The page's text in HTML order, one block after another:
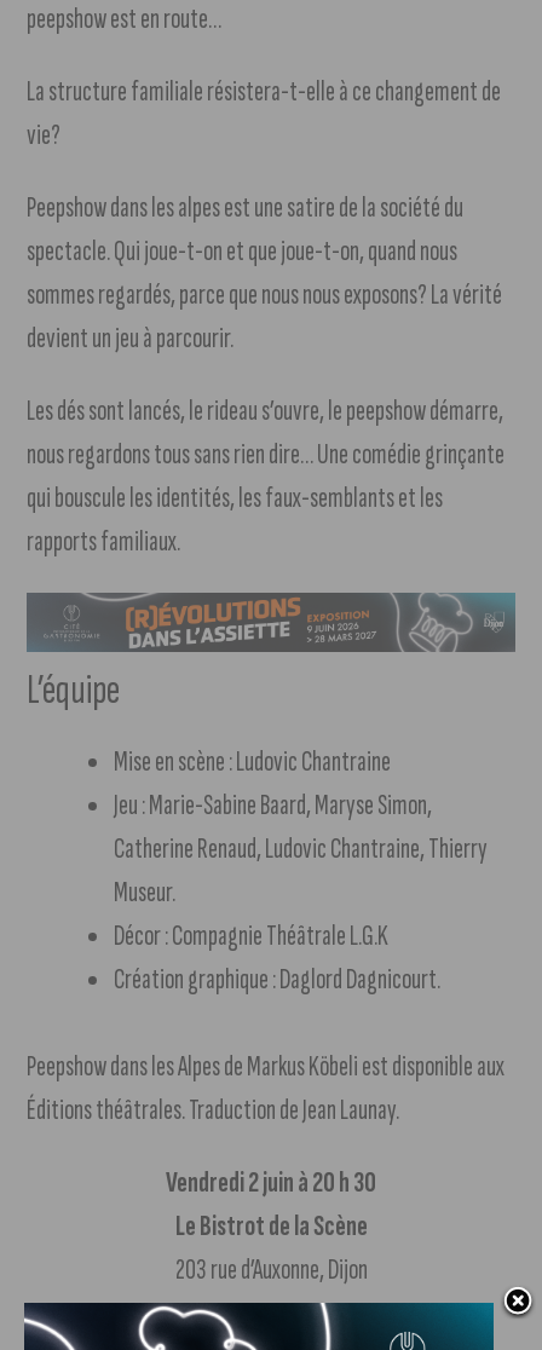
peepshow est en route…
La structure familiale résistera-t-elle à ce changement de
vie?
Peepshow dans les alpes est une satire de la société du
spectacle. Qui joue-t-on et que joue-t-on, quand nous
sommes regardés, parce que nous nous exposons? La vérité
devient un jeu à parcourir.
Les dés sont lancés, le rideau s’ouvre, le peepshow démarre,
nous regardons tous sans rien dire… Une comédie grinçante
qui bouscule les identités, les faux-semblants et les
rapports familiaux.
L’équipe
Mise en scène : Ludovic Chantraine
Jeu : Marie-Sabine Baard, Maryse Simon,
Catherine Renaud, Ludovic Chantraine, Thierry
Museur.
Décor : Compagnie Théâtrale L.G.K
Création graphique : Daglord Dagnicourt.
Peepshow dans les Alpes de Markus Köbeli est disponible aux
Éditions théâtrales. Traduction de Jean Launay.
Vendredi 2 juin à 20 h 30
Le Bistrot de la Scène
203 rue d’Auxonne, Dijon
Réservations conseillées au 03 80 67 87 39